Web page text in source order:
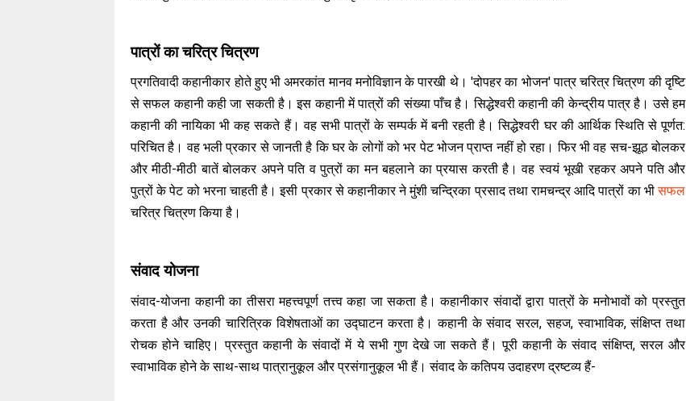
पात्रों का चरित्र चित्रण
प्रगतिवादी कहानीकार होते हुए भी अमरकांत मानव मनोविज्ञान के पारखी थे। 'दोपहर का भोजन' पात्र चरित्र चित्रण की दृष्टि
से सफल कहानी कही जा सकती है। इस कहानी में पात्रों की संख्या पाँच है। सिद्धेश्वरी कहानी की केन्द्रीय पात्र है। उसे हम
कहानी की नायिका भी कह सकते हैं। वह सभी पात्रों के सम्पर्क में बनी रहती है। सिद्धेश्वरी घर की आर्थिक स्थिति से पूर्णत:
परिचित है। वह भली प्रकार से जानती है कि घर के लोगों को भर पेट भोजन प्राप्त नहीं हो रहा। फिर भी वह सच-झूठ बोलकर
और मीठी-मीठी बातें बोलकर अपने पति व पुत्रों का मन बहलाने का प्रयास करती है। वह स्वयं भूखी रहकर अपने पति और
पुत्रों के पेट को भरना चाहती है। इसी प्रकार से कहानीकार ने मुंशी चन्द्रिका प्रसाद तथा रामचन्द्र आदि पात्रों का भीसफल
चरित्र चित्रण किया है।
संवाद योजना
संवाद-योजना कहानी का तीसरा महत्त्वपूर्ण तत्त्व कहा जा सकता है। कहानीकार संवादों द्वारा पात्रों के मनोभावों को प्रस्तुत
करता है और उनकी चारित्रिक विशेषताओं का उद्घाटन करता है। कहानी के संवाद सरल, सहज, स्वाभाविक, संक्षिप्त तथा
रोचक होने चाहिए। प्रस्तुत कहानी के संवादों में ये सभी गुण देखे जा सकते हैं। पूरी कहानी के संवाद संक्षिप्त, सरल और
स्वाभाविक होने के साथ-साथ पात्रानुकूल और प्रसंगानुकूल भी हैं। संवाद के कतिपय उदाहरण द्रष्टव्य हैं-